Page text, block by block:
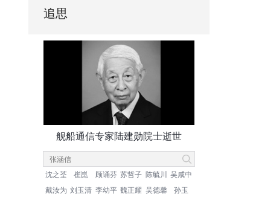
追思
舰船通信专家陆建勋院士逝世
沈之荃 崔崑 顾诵芬 苏哲子 陈毓川
吴咸中
戴汝为 刘玉清 李幼平 魏正耀 吴德馨 孙玉